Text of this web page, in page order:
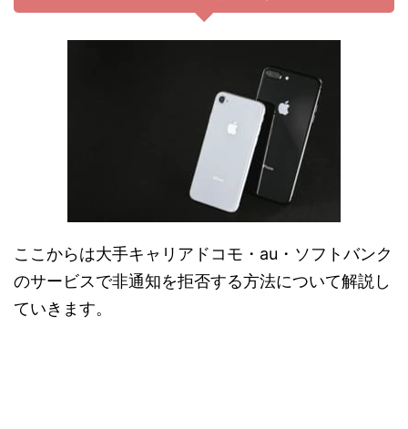
ここからは大手キャリアドコモ・au・ソフトバンク
のサービスで非通知を拒否する方法について解説し
ていきます。